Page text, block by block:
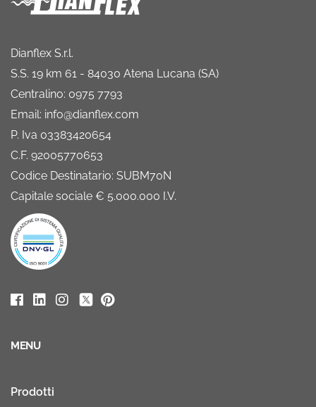
Dianflex S.r.l.
S.S. 19 km 61 - 84030 Atena Lucana (SA)
Centralino: 0975 7793
Email: info@dianflex.com
P. Iva 03383420654
C.F. 92005770653
Codice Destinatario: SUBM70N
Capitale sociale € 5.000.000 I.V.
MENU
Prodotti